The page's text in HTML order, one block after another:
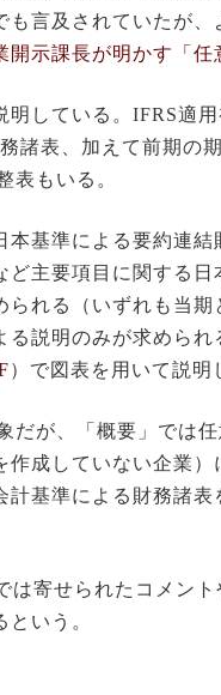
も言及されていたが、
開示課長が明かす「任
している。IFRS適
諸表、加えて前期の
表もいる。
基準による要約連結
主要項目に関する日
られる（いずれも当期
る説明のみが求められ
）で図表を用いて説明
が、「概要」では
成していない企業）
計基準による財務諸表
寄せられたコメント
いう。